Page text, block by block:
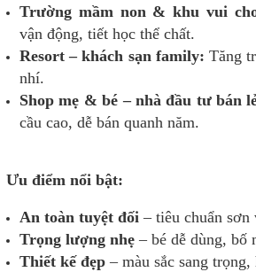
Trường mầm non & khu vui
vận động, tiết học thể chất.
Resort – khách sạn family: Tăng
nhí.
Shop mẹ & bé – nhà đầu tư bán
cầu cao, dễ bán quanh năm.
Ưu điểm nổi bật:
An toàn tuyệt đối – tiêu chuẩn
Trọng lượng nhẹ – bé dễ dùng, bố
Thiết kế đẹp – màu sắc sang trọng,